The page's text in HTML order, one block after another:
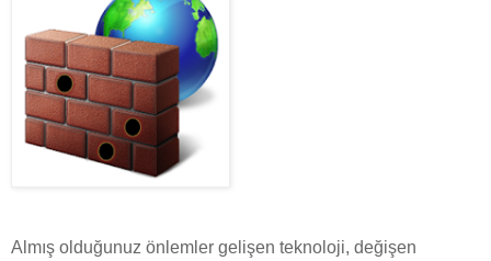
Almış olduğunuz önlemler gelişen teknoloji, değişen